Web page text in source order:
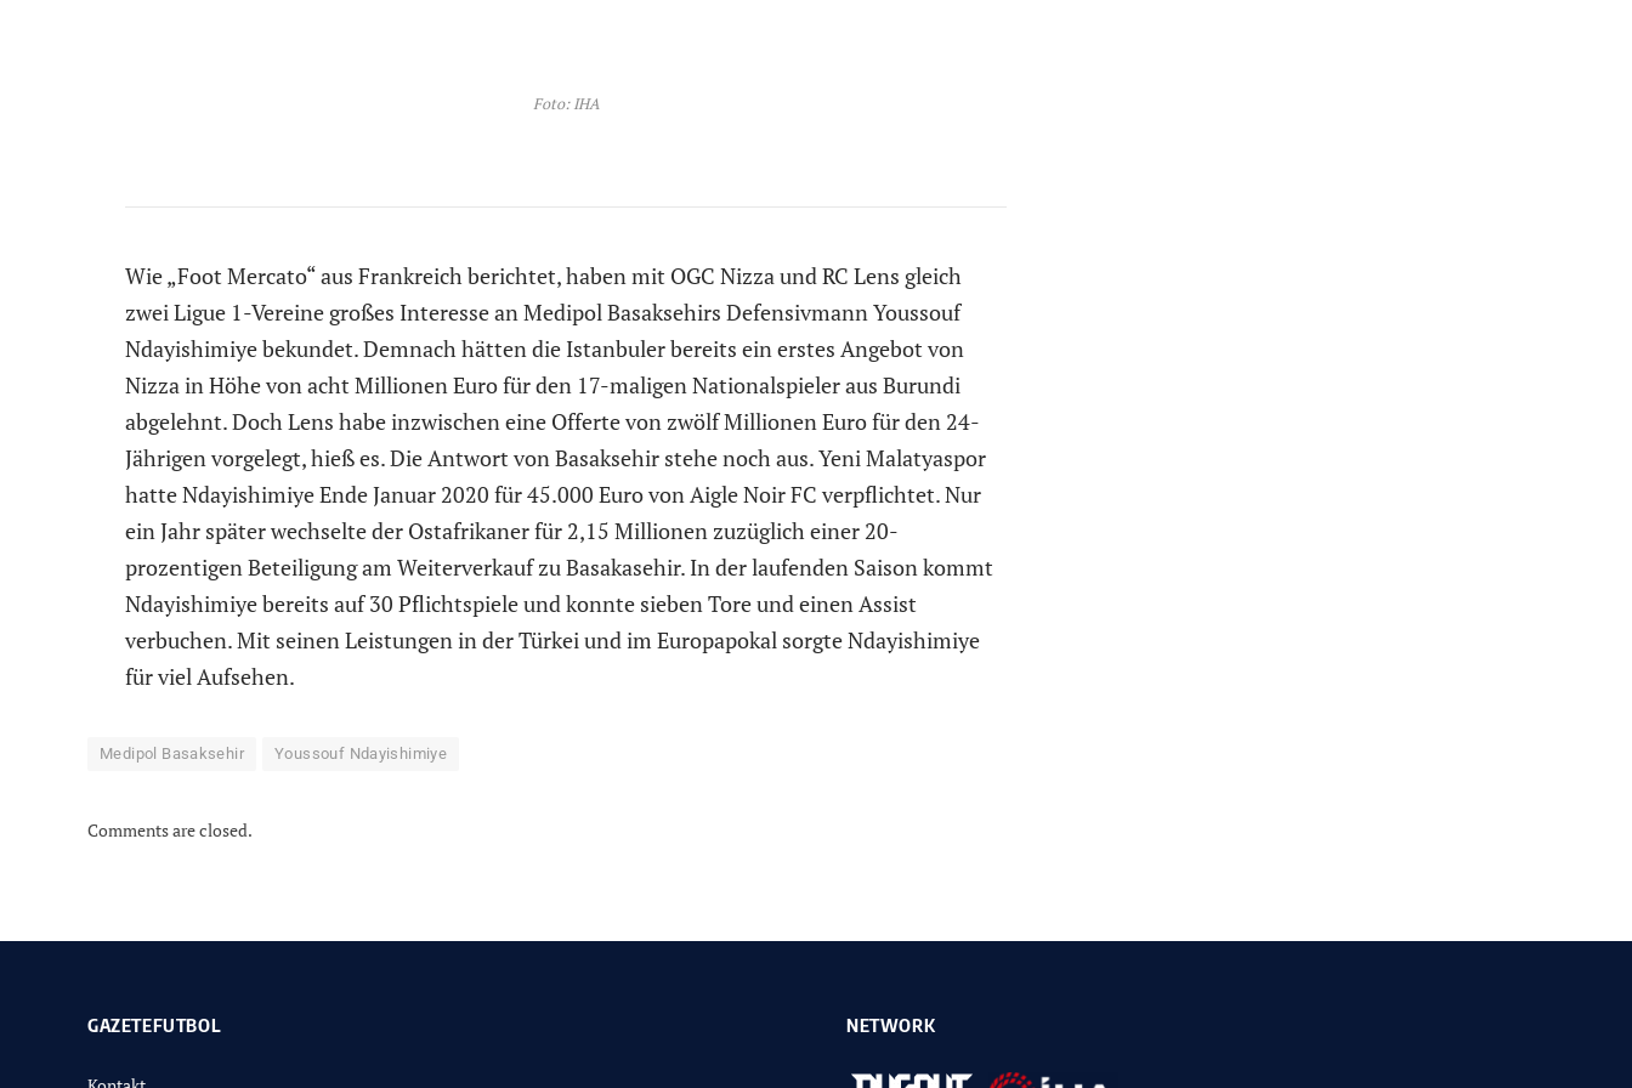
Foto: IHA
Wie „Foot Mercato“ aus Frankreich berichtet, haben mit OGC Nizza und RC Lens gleich
zwei Ligue 1-Vereine großes Interesse an Medipol Basaksehirs Defensivmann Youssouf
Ndayishimiye bekundet. Demnach hätten die Istanbuler bereits ein erstes Angebot von
Nizza in Höhe von acht Millionen Euro für den 17-maligen Nationalspieler aus Burundi
abgelehnt. Doch Lens habe inzwischen eine Offerte von zwölf Millionen Euro für den 24-
Jährigen vorgelegt, hieß es. Die Antwort von Basaksehir stehe noch aus. Yeni Malatyaspor
hatte Ndayishimiye Ende Januar 2020 für 45.000 Euro von Aigle Noir FC verpflichtet. Nur
ein Jahr später wechselte der Ostafrikaner für 2,15 Millionen zuzüglich einer 20-
prozentigen Beteiligung am Weiterverkauf zu Basakasehir. In der laufenden Saison kommt
Ndayishimiye bereits auf 30 Pflichtspiele und konnte sieben Tore und einen Assist
verbuchen. Mit seinen Leistungen in der Türkei und im Europapokal sorgte Ndayishimiye
für viel Aufsehen.
Medipol Basaksehir Youssouf Ndayishimiye
Comments are closed.
GAZETEFUTBOL NETWORK